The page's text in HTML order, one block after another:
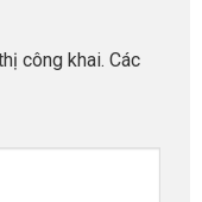
công khai. Các